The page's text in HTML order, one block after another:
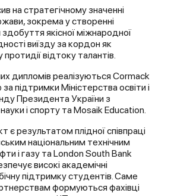
на стратегічному значенні
зокрема у створенні
якісної міжнародної
виїзду за кордон як
відтоку талантів.
дипломів реалізуються Cormack
підтримки Міністерства освіти і
Президента України з
і спорту та Mosaik Education.
є результатом плідної співпраці
національним технічним
і газу та London South Bank
високі академічні
підтримку студентів. Саме
формуються фахівці